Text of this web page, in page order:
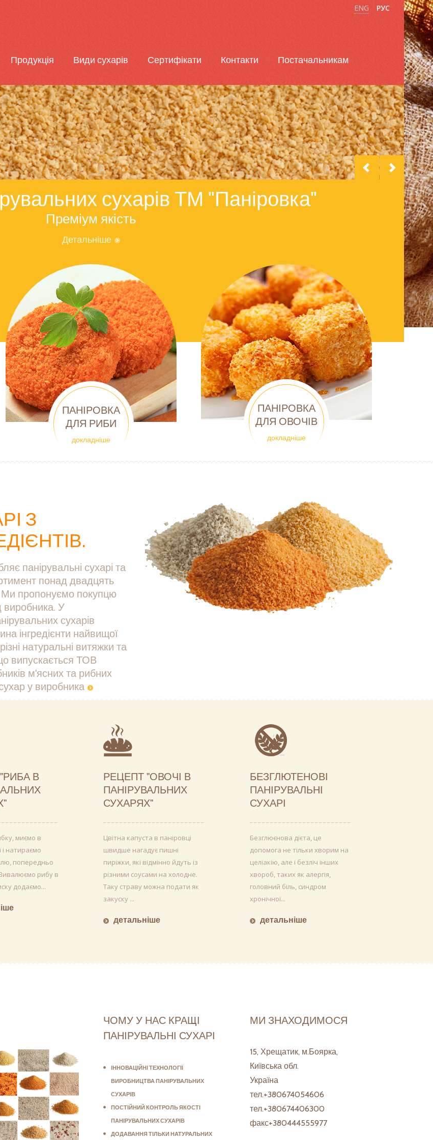
РУС
ENG
Продукція Види сухарів Сертифікати Контакти Постачальникам
сухарів ТМ "Паніровка"
Преміум якість
Детальніше
ПАНІРОВКА
ДЛЯ РИБИ
докладніше
ПАНІРОВКА
ДЛЯ ОВОЧІВ
докладніше
З
панірувальні сухарі та
понад двадцять
Ми пропонуємо покупцю
виробника. У
сухарів
інгредієнти найвищої
натуральні витяжки та
випускається ТОВ
м'ясних та рибних
у виробника
В
миємо в
і натираємо
попередньо
рибу в
додаємо...
РЕЦЕПТ "ОВОЧІ В
ПАНІРУВАЛЬНИХ
СУХАРЯХ"
Цвітна капуста в паніровці
швидше нагадує пишні
пиріжки, які відмінно йдуть із
різними соусами на холодне.
Таку страву можна подати як
закуску ...
детальніше
БЕЗГЛЮТЕНОВІ
ПАНІРУВАЛЬНІ
СУХАРІ
Безглюєнова дієта, це
допомога не тільки хворим на
целіакію, але і безліч інших
хвороб, таких як алергія,
головний біль, синдром
хронічної...
детальніше
ЧОМУ У НАС КРАЩІ
ПАНІРУВАЛЬНІ СУХАРІ
ІННОВАЦІЙНІ ТЕХНОЛОГІЇ
ВИРОБНИЦТВА ПАНІРУВАЛЬНИХ
СУХАРІВ
ПОСТІЙНИЙ КОНТРОЛЬ ЯКОСТІ
ПАНІРУВАЛЬНИХ СУХАРІВ
ДОДАВАННЯ ТІЛЬКИ НАТУРАЛЬНИХ
МИ ЗНАХОДИМОСЯ
15, Хрещатик, м.Боярка,
Київська обл.
Україна
тел.+380674054606
тел.+380674406300
факс+380444555977